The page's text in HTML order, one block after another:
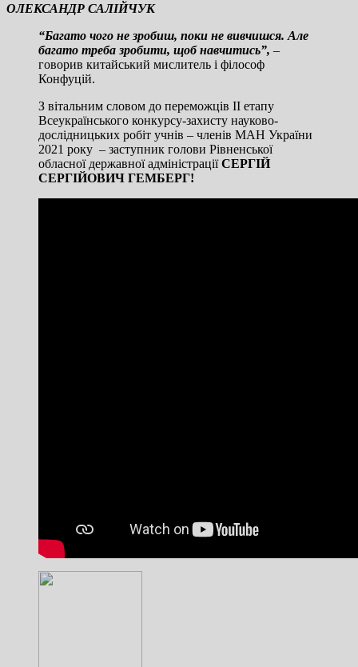
ОЛЕКСАНДР САЛІЙЧУК
“Багато чого не зробиш, поки не вивчишся. Але
багато треба зробити, щоб навчитись”, –
говорив китайський мислитель і філософ
Конфуцій.
З вітальним словом до переможців ІІ етапу
Всеукраїнського конкурсу-захисту науково-
дослідницьких робіт учнів – членів МАН України
2021 року – заступник голови Рівненської
обласної державної адміністраціїСЕРГІЙ
СЕРГІЙОВИЧ ГЕМБЕРГ!